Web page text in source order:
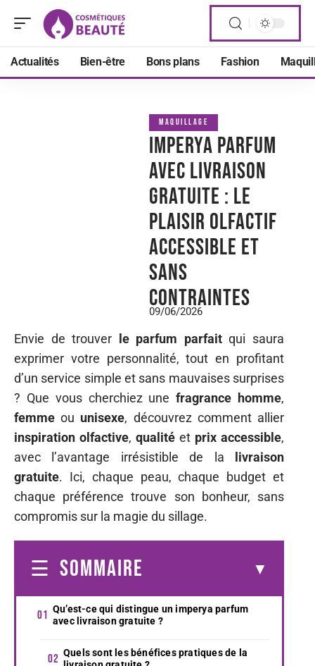
Actualités Bien-être Bons plans Fashion
MAQUILLAGE
Imperya parfum
avec livraison
gratuite : le
plaisir olfactif
accessible et
sans
contraintes
09/06/2026
Envie de trouver le parfum parfaitqui saura
exprimer votre personnalité, tout en profitant
d’un service simple et sans mauvaises surprises
? Que vous cherchiez unefragrance homme,
femme ou unisexe, découvrez comment allier
inspiration olfactive, qualité et prix accessible,
avec l’avantage irrésistible de la
livraison
gratuite. Ici, chaque peau, chaque budget et
chaque préférence trouve son bonheur, sans
compromis sur la magie du sillage.
SOMMAIRE
Qu’est-ce qui distingue un imperya parfum
avec livraison gratuite ?
Quels sont les bénéfices pratiques de la